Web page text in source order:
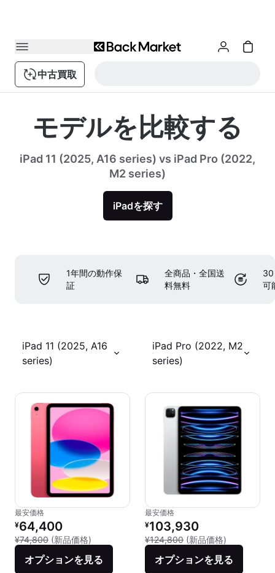
中古買取
モデルを比較する
iPad 11 (2025, A16 series) vs iPad Pro (2022,
M2 series)
iPadを探す
1年間の動作保
証
全商品・全国送
料無料
30
可
iPad 11 (2025, A16
series)
iPad Pro (2022, M2
series)
最安価格
リファービッシュ品の価格：
¥64,400
¥74,800 (新品価格) 新品との比較：¥74,800
オプションを見る
最安価格
リファービッシュ品の価格：
¥103,930
¥124,800 (新品価格)
オプションを見る